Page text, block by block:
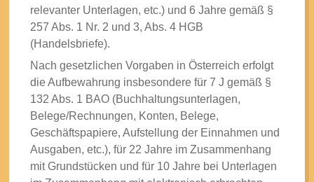
relevanter Unterlagen, etc.) und 6 Jahre gemäß §
257 Abs. 1 Nr. 2 und 3, Abs. 4 HGB
(Handelsbriefe).
Nach gesetzlichen Vorgaben in Österreich erfolgt
die Aufbewahrung insbesondere für 7 J gemäß §
132 Abs. 1 BAO (Buchhaltungsunterlagen,
Belege/Rechnungen, Konten, Belege,
Geschäftspapiere, Aufstellung der Einnahmen und
Ausgaben, etc.), für 22 Jahre im Zusammenhang
mit Grundstücken und für 10 Jahre bei Unterlagen